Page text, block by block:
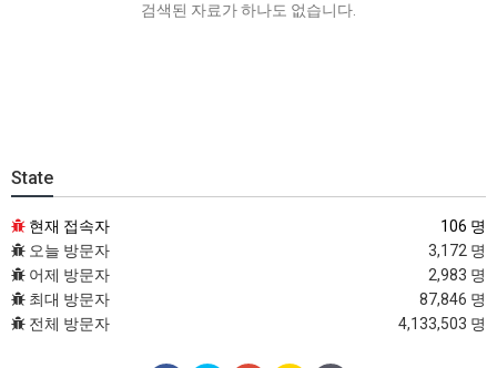
검색된 자료가 하나도 없습니다.
State
현재 접속자
106 명
오늘 방문자
3,172 명
어제 방문자
2,983 명
최대 방문자
87,846 명
전체 방문자
4,133,503 명